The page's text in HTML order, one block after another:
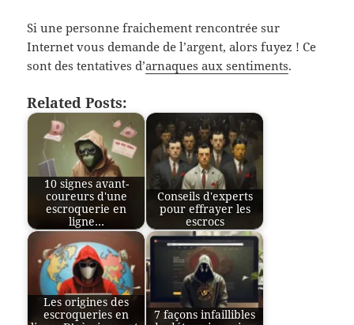
Si une personne fraichement rencontrée sur
Internet vous demande de l’argent, alors fuyez ! Ce
sont des tentatives d’arnaques aux sentiments.
Related Posts:
10 signes avant-
coureurs d'une
escroquerie en
ligne…
Conseils d'experts
pour effrayer les
escrocs
Les origines des
escroqueries en
7 façons infaillibles